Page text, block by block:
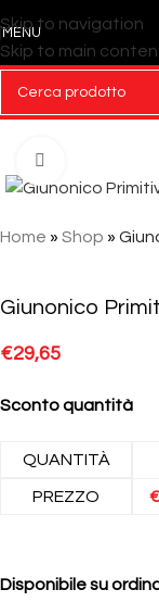
Skip to navigation
Skip to main
MENU
Home » Shop »
Giunonico
€29,65
Sconto quantità
QUANTITÀ
PREZZO €
Disponibile su